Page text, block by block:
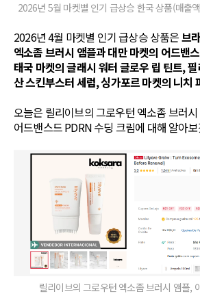
2026년 5월 마켓별 인기 급상승 한국 상품(매출
2026년 4월 마켓별 인기 급상승 상품은브
엑소좀 브러시 앰플과 대만 마켓의 어드밴
태국 마켓의 글래시 워터 글로우 립 틴트,
산 스킨부스터 세럼, 싱가포르 마켓의 니치
오늘은 릴리이브의 그로우턴 엑소좀 브러
어드밴스드 PDRN 수딩 크림에 대해 알아
릴리이브의 그로우턴 엑소좀 브러시 앰플,